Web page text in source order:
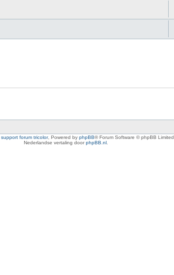
support forum tricolor, Powered by phpBB® Forum Software © phpBB Limited
Nederlandse vertaling doorphpBB.nl